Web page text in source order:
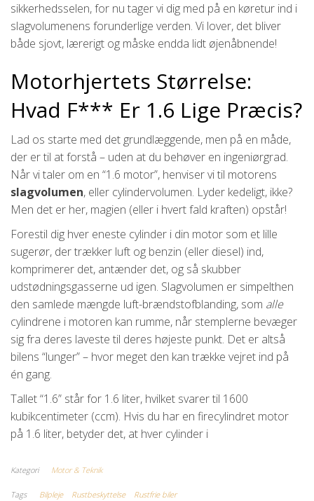
sikkerhedsselen, for nu tager vi dig med på en køretur ind i
slagvolumenens forunderlige verden. Vi lover, det bliver
både sjovt, lærerigt og måske endda lidt øjenåbnende!
Motorhjertets Størrelse:
Hvad F*** Er 1.6 Lige Præcis?
Lad os starte med det grundlæggende, men på en måde,
der er til at forstå – uden at du behøver en ingeniørgrad.
Når vi taler om en “1.6 motor”, henviser vi til motorens
slagvolumen, eller cylindervolumen. Lyder kedeligt, ikke?
Men det er her, magien (eller i hvert fald kraften) opstår!
Forestil dig hver eneste cylinder i din motor som et lille
sugerør, der trækker luft og benzin (eller diesel) ind,
komprimerer det, antænder det, og så skubber
udstødningsgasserne ud igen. Slagvolumen er simpelthen
den samlede mængde luft-brændstofblanding, som alle
cylindrene i motoren kan rumme, når stemplerne bevæger
sig fra deres laveste til deres højeste punkt. Det er altså
bilens “lunger” – hvor meget den kan trække vejret ind på
én gang.
Tallet “1.6” står for 1.6 liter, hvilket svarer til 1600
kubikcentimeter (ccm). Hvis du har en firecylindret motor
på 1.6 liter, betyder det, at hver cylinder i
Kategori Motor & Teknik
Tags Bilpleje Rustbeskyttelse Rustfrie biler